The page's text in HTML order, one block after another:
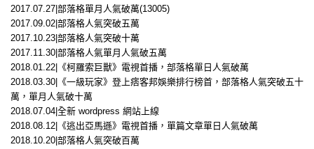
2017.07.27|部落格單月人氣破萬(13005)
2017.09.02|部落格人氣突破五萬
2017.10.23|部落格人氣突破十萬
2017.11.30|部落格人氣單月人氣破五萬
2018.01.22|《柯羅索巨獸》電視首播，部落格單日人氣破萬
2018.03.30|《一級玩家》登上痞客邦娛樂排行榜首，部落格人氣突破五十
萬，單月人氣破十萬
2018.07.04|全新 wordpress 網站上線
2018.08.12|《逃出亞馬遜》電視首播，單篇文章單日人氣破萬
2018.10.20|部落格人氣突破百萬